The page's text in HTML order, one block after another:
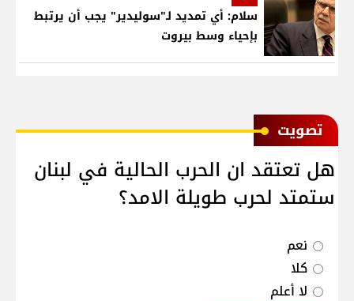
سلام: أي تمديد لـ"سوليدير" يجب أن يرتبط
بإحياء وسط بيروت
ﺗﺼﻮﻳﺖ
هل تعتقد ان الحرب الحالية في لبنان
ستمتد لحرب طويلة الامد؟
نعم
كلا
لا أعلم